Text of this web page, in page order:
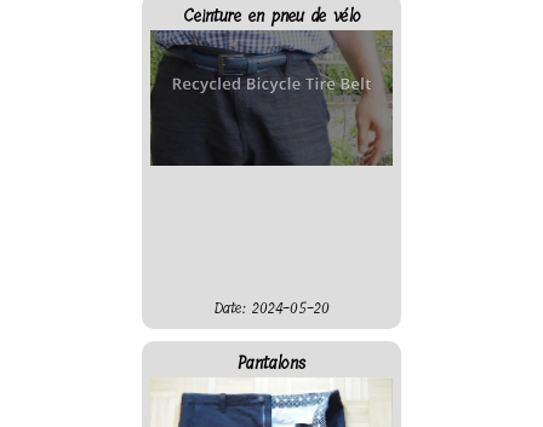
Ceinture en pneu de vélo
Date: 2024-05-20
Pantalons